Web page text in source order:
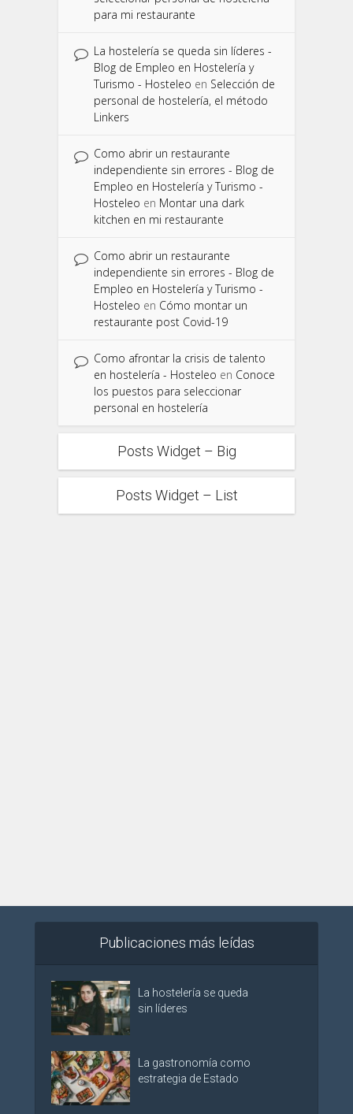
para mi restaurante
La hostelería se queda sin líderes -
Blog de Empleo en Hostelería y
Turismo - Hosteleo en Selección de
personal de hostelería, el método
Linkers
Como abrir un restaurante
independiente sin errores - Blog de
Empleo en Hostelería y Turismo -
Hosteleo en Montar una dark
kitchen en mi restaurante
Como abrir un restaurante
independiente sin errores - Blog de
Empleo en Hostelería y Turismo -
Hosteleo en Cómo montar un
restaurante post Covid-19
Como afrontar la crisis de talento
en hostelería - Hosteleo en Conoce
los puestos para seleccionar
personal en hostelería
Posts Widget – Big
Posts Widget – List
Publicaciones más leídas
La hostelería se queda
sin líderes
La gastronomía como
estrategia de Estado